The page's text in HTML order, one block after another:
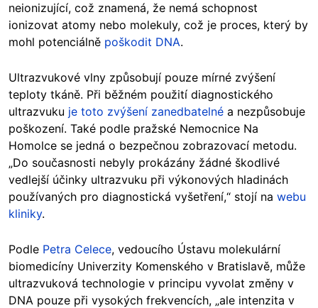
neionizující, což znamená, že nemá schopnost
ionizovat atomy nebo molekuly, což je proces, který by
mohl potenciálně poškodit DNA.
Ultrazvukové vlny způsobují pouze mírné zvýšení
teploty tkáně. Při běžném použití diagnostického
ultrazvuku je toto zvýšení zanedbatelné a nezpůsobuje
poškození. Také podle pražské Nemocnice Na
Homolce se jedná o bezpečnou zobrazovací metodu.
„Do současnosti nebyly prokázány žádné škodlivé
vedlejší účinky ultrazvuku při výkonových hladinách
používaných pro diagnostická vyšetření,“ stojí na webu
kliniky.
Podle Petra Celece, vedoucího Ústavu molekulární
biomedicíny Univerzity Komenského v Bratislavě, může
ultrazvuková technologie v principu vyvolat změny v
DNA pouze při vysokých frekvencích, „ale intenzita v